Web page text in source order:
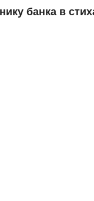
банка в